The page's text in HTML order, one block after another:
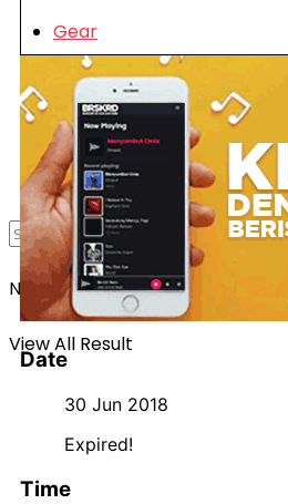
Gear
Login
Register
No Result
View All Result
Date
30 Jun 2018
Expired!
Time